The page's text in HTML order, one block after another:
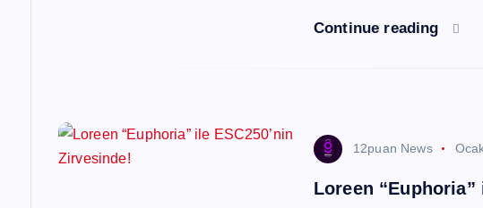
Continue reading
12puan News
Loreen “Euphoria”